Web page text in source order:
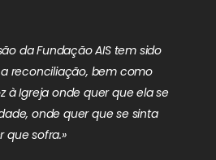
da Fundação AIS tem sido
reconciliação, bem como
à Igreja onde quer que ela se
onde quer que se sinta
que sofra.»